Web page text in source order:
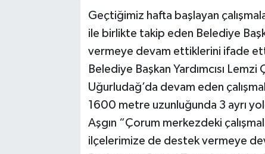
Geçtiğimiz hafta başlayan
ile birlikte takip eden Belediye
vermeye devam ettiklerini ifade
Belediye Başkan Yardımcısı
Uğurludağ’da devam eden
1600 metre uzunluğunda 3 ayrı
Aşgın “Çorum merkezdeki
ilçelerimize de destek vermeye